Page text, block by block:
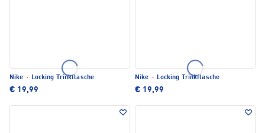
Nike · Locking Trinkflasche
€ 19,99
Nike · Locking Trinkflasche
€ 19,99